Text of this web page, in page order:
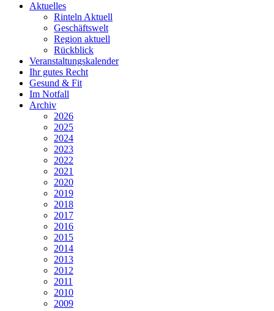
Aktuelles
Rinteln Aktuell
Geschäftswelt
Region aktuell
Rückblick
Veranstaltungskalender
Ihr gutes Recht
Gesund & Fit
Im Notfall
Archiv
2026
2025
2024
2023
2022
2021
2020
2019
2018
2017
2016
2015
2014
2013
2012
2011
2010
2009